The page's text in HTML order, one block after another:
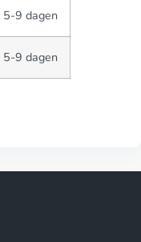
5-9 dagen
5-9 dagen